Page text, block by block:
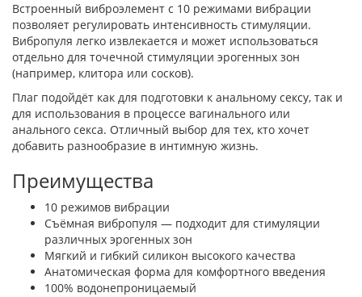
Встроенный виброэлемент с 10 режимами вибрации
позволяет регулировать интенсивность стимуляции.
Вибропуля легко извлекается и может использоваться
отдельно для точечной стимуляции эрогенных зон
(например, клитора или сосков).
Плаг подойдёт как для подготовки к анальному сексу, так и
для использования в процессе вагинального или
анального секса. Отличный выбор для тех, кто хочет
добавить разнообразие в интимную жизнь.
Преимущества
10 режимов вибрации
Съёмная вибропуля — подходит для стимуляции
различных эрогенных зон
Мягкий и гибкий силикон высокого качества
Анатомическая форма для комфортного введения
100% водонепроницаемый